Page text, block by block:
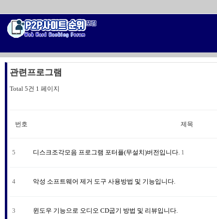
관련프로그램
Total 5건 1 페이지
번호 제목
5 디스크조각모음 프로그램 포터플(무설치)버전입니다. 1
4 악성 소프트웨어 제거 도구 사용방법 및 기능입니다.
3 윈도우 기능으로 오디오 CD굽기 방법 및 리뷰입니다.